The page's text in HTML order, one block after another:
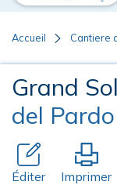
Accueil Cantiere
Grand
del Pardo
Éditer Imprimer